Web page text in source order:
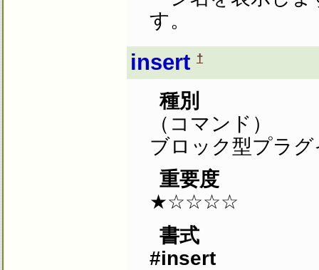
す。
insert†
種別
（コマンド）
ブロック型プラ
重要度
★☆☆☆☆
書式
#insert